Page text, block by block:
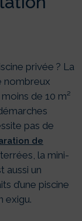
privée ? La
nombreux
de 10 m²
pas de
de
la mini-
aussi un
d’une piscine
exigu.